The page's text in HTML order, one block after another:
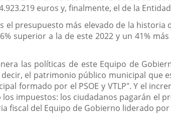
euros y, finalmente, el de la
el presupuesto más elevado de la
superior a la de este 2022 y un 41%
las políticas de este Equipo de
el patrimonio público municipal que
formado por el PSOE y VTLP". Y el
impuestos: los ciudadanos pagarán el
fiscal del Equipo de Gobierno liderado